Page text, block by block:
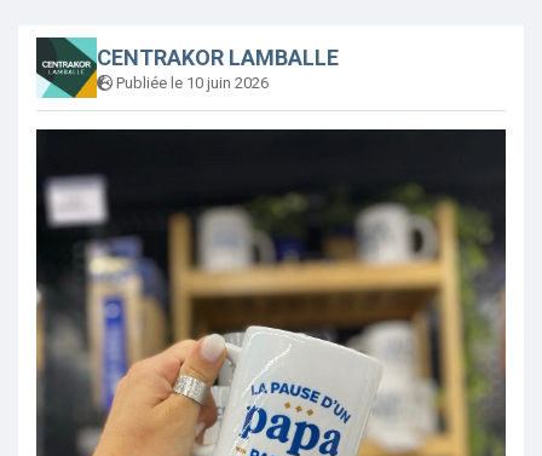
CENTRAKOR LAMBALLE
Publiée le 10 juin 2026